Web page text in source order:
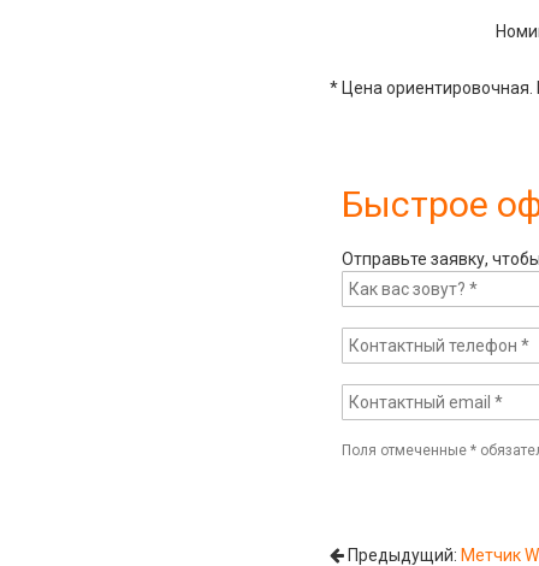
* Цена ориентировочная.
Быстрое
Отправьте заявку,
Поля отмеченные*
Предыдущий: Метчик